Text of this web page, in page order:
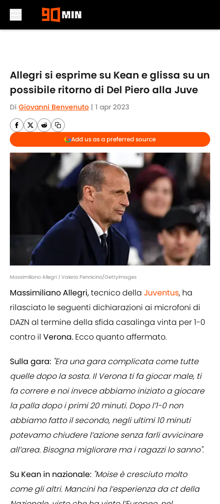
Allegri si esprime su Kean e glissa su un
possibile ritorno di Del Piero alla Juve
Di Giovanni Benvenuto | 1 apr 2023
Add us as a preferred source
Massimiliano Allegri | Valerio Pennicino/GettyImages
Massimiliano Allegri,tecnico della Juventus, ha
rilasciato le seguenti dichiarazioni ai microfoni di
DAZN al termine della sfida casalinga vinta per 1-0
contro il Verona. Ecco quanto affermato.
Sulla gara: "Era una gara complicata come tutte
quelle dopo la sosta. Il Verona ti fa giocar male, ti
fa correre e noi invece abbiamo iniziato a giocare
la palla dopo i primi 20 minuti. Dopo l’1-0 non
abbiamo fatto il secondo, negli ultimi 10 minuti
potevamo chiudere l’azione senza farli avvicinare
all’area. Bisogna migliorare ma i ragazzi lo sanno".
Su Kean in nazionale: "Moise è cresciuto molto
come gli altri. Mancini ha l’esperienza da ct della